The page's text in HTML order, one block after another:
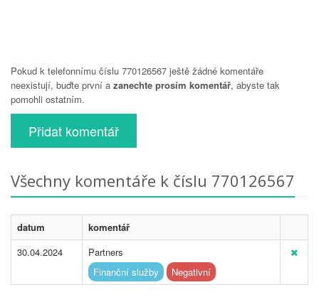
Pokud k telefonnímu číslu 770126567 ještě žádné komentáře
neexistují, buďte první a zanechte prosím komentář, abyste tak
pomohli ostatním.
Přidat komentář
Všechny komentáře k číslu 770126567
datum
komentář
30.04.2024
Partners
Finanční služby
Negativní